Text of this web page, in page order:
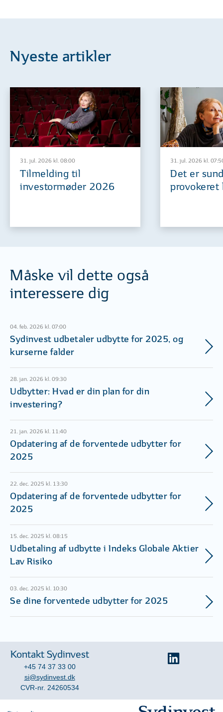
Nyeste artikler
31. jul. 2026 kl. 08:00
Tilmelding til
investormøder 2026
31. jul. 2026 kl.
Det er
provokeret
Måske vil dette også
interessere dig
04. feb. 2026 kl. 07:00
Sydinvest udbetaler udbytte for 2025, og
kurserne falder
28. jan. 2026 kl. 09:30
Udbytter: Hvad er din plan for din
investering?
21. jan. 2026 kl. 11:40
Opdatering af de forventede udbytter for
2025
22. dec. 2025 kl. 13:30
Opdatering af de forventede udbytter for
2025
15. dec. 2025 kl. 08:15
Udbetaling af udbytte i Indeks Globale Aktier
Lav Risiko
03. dec. 2025 kl. 10:30
Se dine forventede udbytter for 2025
Kontakt Sydinvest
+45 74 37 33 00
si@sydinvest.dk
CVR-nr. 24260534